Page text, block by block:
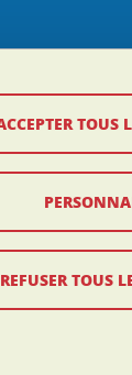
TOUS
REFUSER TOUS